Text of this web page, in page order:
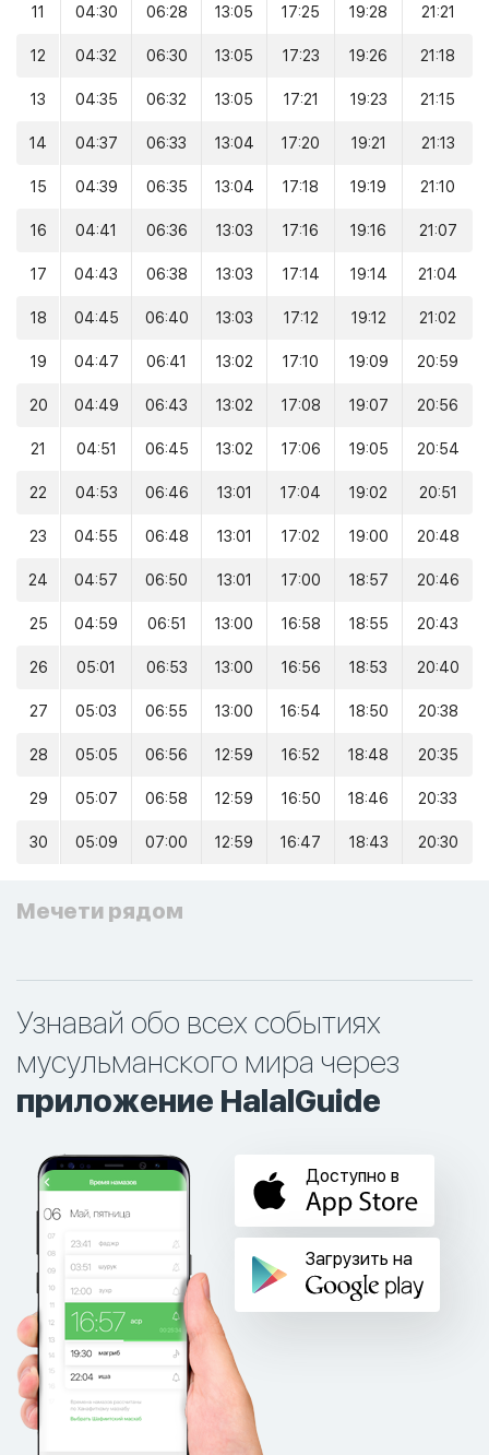
11 04:30 06:28 13:05 17:25 19:28 21:21
12 04:32 06:30 13:05 17:23 19:26 21:18
13 04:35 06:32 13:05 17:21 19:23 21:15
14 04:37 06:33 13:04 17:20 19:21 21:13
15 04:39 06:35 13:04 17:18 19:19 21:10
16 04:41 06:36 13:03 17:16 19:16 21:07
17 04:43 06:38 13:03 17:14 19:14 21:04
18 04:45 06:40 13:03 17:12 19:12 21:02
19 04:47 06:41 13:02 17:10 19:09 20:59
20 04:49 06:43 13:02 17:08 19:07 20:56
21 04:51 06:45 13:02 17:06 19:05 20:54
22 04:53 06:46 13:01 17:04 19:02 20:51
23 04:55 06:48 13:01 17:02 19:00 20:48
24 04:57 06:50 13:01 17:00 18:57 20:46
25 04:59 06:51 13:00 16:58 18:55 20:43
26 05:01 06:53 13:00 16:56 18:53 20:40
27 05:03 06:55 13:00 16:54 18:50 20:38
28 05:05 06:56 12:59 16:52 18:48 20:35
29 05:07 06:58 12:59 16:50 18:46 20:33
30 05:09 07:00 12:59 16:47 18:43 20:30
Мечети рядом
Узнавай обо всех событиях
мусульманского мира через
приложение HalalGuide
Доступно в
Загрузить на